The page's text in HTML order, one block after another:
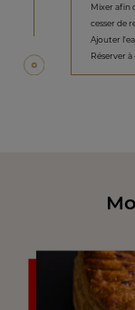
Mixer afin
cesser de
Ajouter
Réserver à